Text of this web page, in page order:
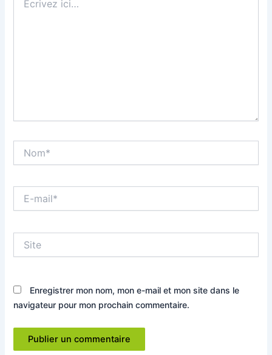
ici…
mail*
Enregistrer mon nom, mon e-mail et mon site dans le
navigateur pour mon prochain commentaire.